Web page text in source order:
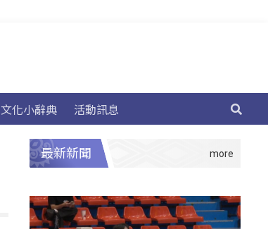
文化小辭典 活動訊息
最新新聞